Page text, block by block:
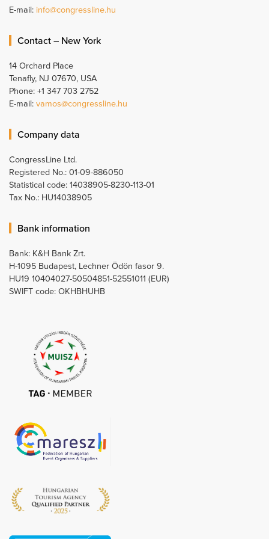
E-mail: info@congressline.hu
Contact – New York
14 Orchard Place
Tenafly, NJ 07670, USA
Phone: +1 347 703 2752
E-mail: vamos@congressline.hu
Company data
CongressLine Ltd.
Registered No.: 01-09-886050
Statistical code: 14038905-8230-113-01
Tax No.: HU14038905
Bank information
Bank: K&H Bank Zrt.
H-1095 Budapest, Lechner Ödön fasor 9.
HU19 10404027-50504851-52551011 (EUR)
SWIFT code: OKHBHUHB